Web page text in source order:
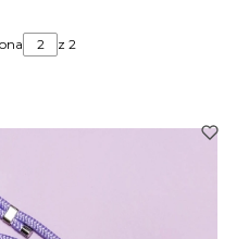
produkty
z 2